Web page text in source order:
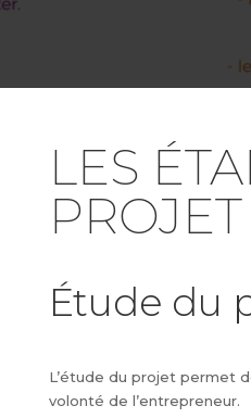
LES
PROJET
Étude du
L’étude du projet permet
volonté de l’entrepreneur.